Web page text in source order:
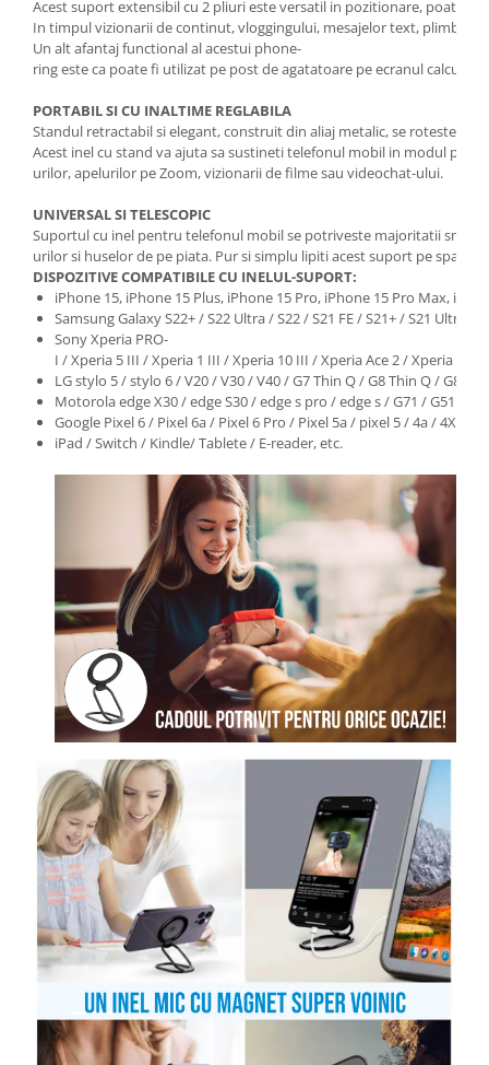
Acest suport extensibil cu 2 pliuri este versatil in pozitionare, poate fi
In timpul vizionarii de continut, vloggingului, mesajelor text,
Un alt afantaj functional al acestui phone-
ring este ca poate fi utilizat pe post de agatatoare pe ecranul
PORTABIL SI CU INALTIME REGLABILA
Standul retractabil si elegant, construit din aliaj metalic, se roteste la
Acest inel cu stand va ajuta sa sustineti telefonul mobil in modul
urilor, apelurilor pe Zoom, vizionarii de filme sau videochat-ului.
UNIVERSAL SI TELESCOPIC
Suportul cu inel pentru telefonul mobil se potriveste majoritatii
urilor si huselor de pe piata. Pur si simplu lipiti acest suport pe
DISPOZITIVE COMPATIBILE CU INELUL-SUPORT:
iPhone 15, iPhone 15 Plus, iPhone 15 Pro, iPhone 15 Pro Max,
Samsung Galaxy S22+ / S22 Ultra / S22 / S21 FE / S21+ / S21 Ultra
Sony Xperia PRO-
I / Xperia 5 III / Xperia 1 III / Xperia 10 III / Xperia Ace 2 / Xperia Pro
LG stylo 5 / stylo 6 / V20 / V30 / V40 / G7 Thin Q / G8 Thin Q / G8X
Motorola edge X30 / edge S30 / edge s pro / edge s / G71 / G51 /
Google Pixel 6 / Pixel 6a / Pixel 6 Pro / Pixel 5a / pixel 5 / 4a / 4XL / 4
iPad / Switch / Kindle/ Tablete / E-reader, etc.